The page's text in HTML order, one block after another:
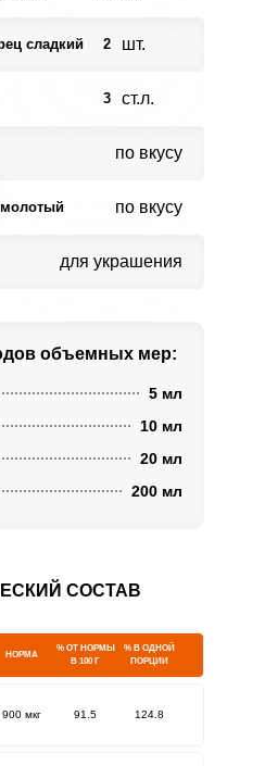
сладкий 2 шт.
3 ст.л.
по вкусу
по вкусу
для украшения
объемных мер:
5 мл
10 мл
20 мл
200 мл
СОСТАВ
НОРМА
% ОТ НОРМЫ
В 100 Г
% В ОДНОЙ
ПОРЦИИ
900 мкг 91.5 124.8